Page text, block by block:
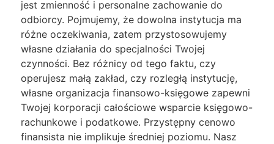
jest zmienność i personalne zachowanie do
odbiorcy. Pojmujemy, że dowolna instytucja ma
różne oczekiwania, zatem przystosowujemy
własne działania do specjalności Twojej
czynności. Bez różnicy od tego faktu, czy
operujesz małą zakład, czy rozległą instytucję,
własne organizacja finansowo-księgowe zapewni
Twojej korporacji całościowe wsparcie księgowo-
rachunkowe i podatkowe. Przystępny cenowo
finansista nie implikuje średniej poziomu. Nasz